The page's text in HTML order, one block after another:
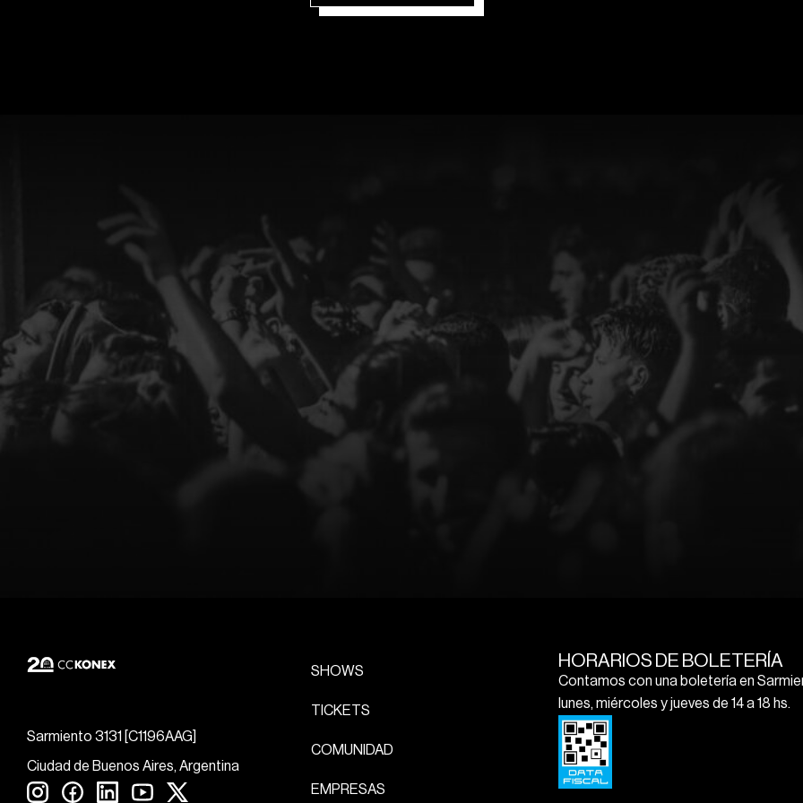
Sarmiento 3131 [C1196AAG]
Ciudad de Buenos Aires, Argentina
SHOWS
TICKETS
COMUNIDAD
EMPRESAS
HORARIOS DE BOLETERÍA
Contamos con una boletería en
lunes, miércoles y jueves de 14 a 18 hs.